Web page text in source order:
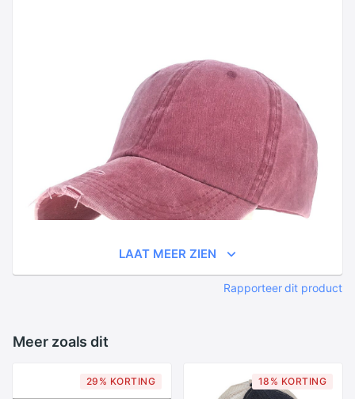
LAAT MEER ZIEN
Rapporteer dit product
Meer zoals dit
29% KORTING 18% KORTING